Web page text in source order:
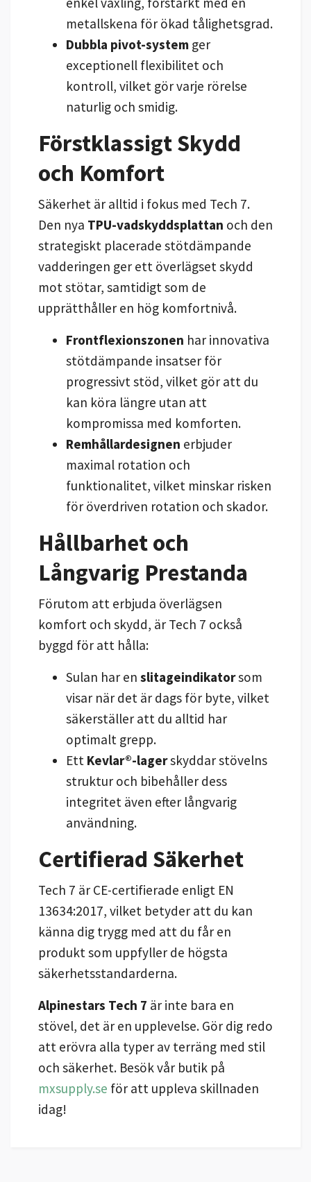
metallskena för ökad tålighetsgrad.
Dubbla pivot-system ger
exceptionell flexibilitet och
kontroll, vilket gör varje rörelse
naturlig och smidig.
Förstklassigt Skydd
och Komfort
Säkerhet är alltid i fokus med Tech 7.
Den nya TPU-vadskyddsplattan och den
strategiskt placerade stötdämpande
vadderingen ger ett överlägset skydd
mot stötar, samtidigt som de
upprätthåller en hög komfortnivå.
Frontflexionszonen har innovativa
stötdämpande insatser för
progressivt stöd, vilket gör att du
kan köra längre utan att
kompromissa med komforten.
Remhållardesignen erbjuder
maximal rotation och
funktionalitet, vilket minskar risken
för överdriven rotation och skador.
Hållbarhet och
Långvarig Prestanda
Förutom att erbjuda överlägsen
komfort och skydd, är Tech 7 också
byggd för att hålla:
Sulan har en slitageindikatorsom
visar när det är dags för byte, vilket
säkerställer att du alltid har
optimalt grepp.
Ett Kevlar®-lagerskyddar stövelns
struktur och bibehåller dess
integritet även efter långvarig
användning.
Certifierad Säkerhet
Tech 7 är CE-certifierade enligt EN
13634:2017, vilket betyder att du kan
känna dig trygg med att du får en
produkt som uppfyller de högsta
säkerhetsstandarderna.
Alpinestars Tech 7 är inte bara en
stövel, det är en upplevelse. Gör dig redo
att erövra alla typer av terräng med stil
och säkerhet. Besök vår butik på
mxsupply.se för att uppleva skillnaden
idag!